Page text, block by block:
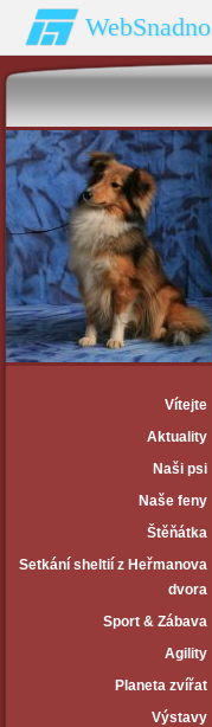
WebSnadno
Vítejte
Aktuality
Naši psi
Naše feny
Štěňátka
Setkání sheltií z Heřmanova
dvora
Sport & Zábava
Agility
Planeta zvířat
Výstavy